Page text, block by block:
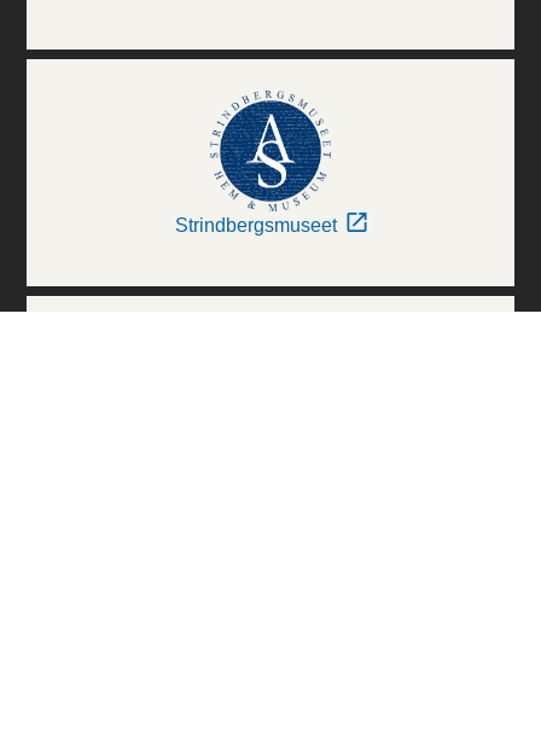
Strindbergsmuseet